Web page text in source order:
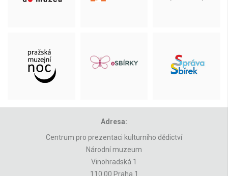
Adresa:
Centrum pro prezentaci kulturního dědictví
Národní muzeum
Vinohradská 1
110 00 Praha 1